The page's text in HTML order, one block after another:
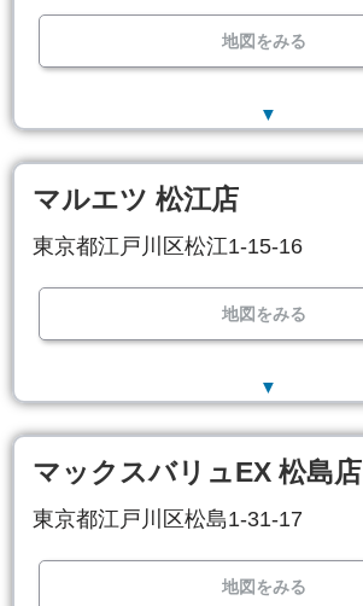
地図をみる
▼
マルエツ 松江店
東京都江戸川区松江1-15-16
地図をみる
▼
マックスバリュEX 松島店
東京都江戸川区松島1-31-17
地図をみる